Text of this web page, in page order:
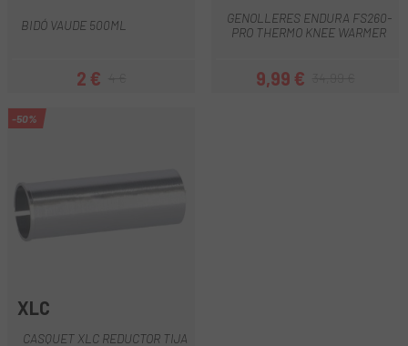
BIDÓ VAUDE 500ML
Preu
2 €Preu regular
GENOLLERES ENDURA FS260-
PRO THERMO KNEE WARMER
Preu
9,99 €Preu regular
-50%
XLC
CASQUET XLC REDUCTOR TIJA